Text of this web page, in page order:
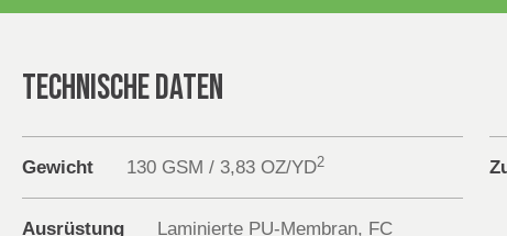
TECHNISCHE DATEN
Gewicht 130 GSM / 3,83 OZ/YD2
Ausrüstung
Laminierte PU-Membran, FC